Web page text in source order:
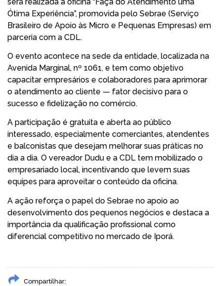
Ótima Experiência”, promovida pelo Sebrae (Serviço
Brasileiro de Apoio às Micro e Pequenas Empresas) em
parceria com a CDL.
O evento acontece na sede da entidade, localizada na
Avenida Marginal, nº 1061, e tem como objetivo
capacitar empresários e colaboradores para aprimorar
o atendimento ao cliente — fator decisivo para o
sucesso e fidelização no comércio.
A participação é gratuita e aberta ao público
interessado, especialmente comerciantes, atendentes
e balconistas que desejam melhorar suas práticas no
dia a dia. O vereador Dudu e a CDL tem mobilizado o
empresariado local, incentivando que levem suas
equipes para aproveitar o conteúdo da oficina.
A ação reforça o papel do Sebrae no apoio ao
desenvolvimento dos pequenos negócios e destaca a
importância da qualificação profissional como
diferencial competitivo no mercado de Iporá.
Compartilhar: